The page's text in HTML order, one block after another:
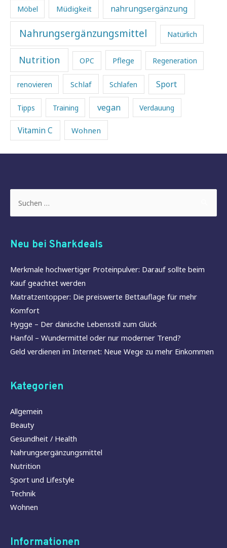
Möbel Müdigkeit nahrungsergänzung
Nahrungsergänzungsmittel Natürlich
Nutrition OPC Pflege Regeneration
renovieren Schlaf Schlafen Sport
Tipps Training vegan Verdauung
Vitamin C Wohnen
nach:
Neu bei Sharkdeals
Merkmale hochwertiger Proteinpulver: Darauf sollte beim
Kauf geachtet werden
Matratzentopper: Die preiswerte Bettauflage für mehr
Komfort
Hygge – Der dänische Lebensstil zum Glück
Hanföl – Wundermittel oder nur moderner Trend?
Geld verdienen im Internet: Neue Wege zu mehr Einkommen
Kategorien
Allgemein
Beauty
Gesundheit / Health
Nahrungsergänzungsmittel
Nutrition
Sport und Lifestyle
Technik
Wohnen
Informationen